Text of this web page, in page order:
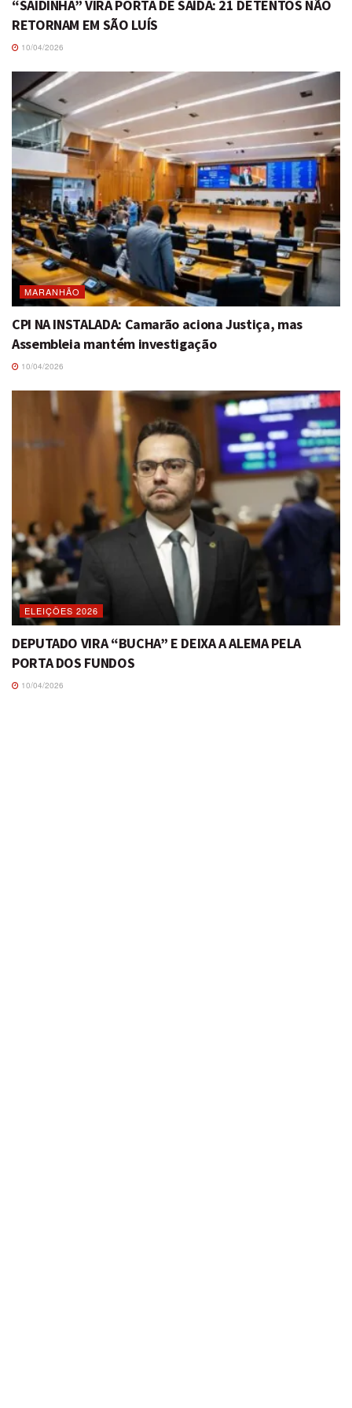
“SAIDINHA” VIRA PORTA DE SAÍDA: 21 DETENTOS NÃO
RETORNAM EM SÃO LUÍS
10/04/2026
MARANHÃO
CPI NA INSTALADA: Camarão aciona Justiça, mas
Assembleia mantém investigação
10/04/2026
ELEIÇÕES 2026
DEPUTADO VIRA “BUCHA” E DEIXA A ALEMA PELA
PORTA DOS FUNDOS
10/04/2026